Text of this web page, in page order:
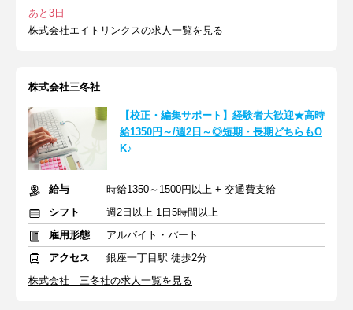
あと3日
株式会社エイトリンクスの求人一覧を見る
株式会社三冬社
【校正・編集サポート】経験者大歓迎★高時
給1350円～/週2日～◎短期・長期どちらもO
K♪
給与
時給1350～1500円以上 + 交通費支給
シフト
週2日以上 1日5時間以上
雇用形態
アルバイト・パート
アクセス
銀座一丁目駅 徒歩2分
株式会社 三冬社の求人一覧を見る